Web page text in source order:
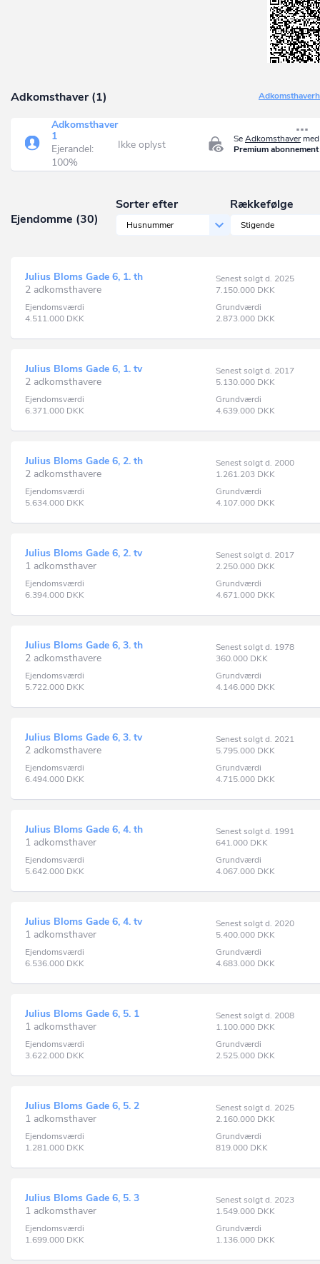
Adkomsthaver (1)
SeAdkomsthaver
Premium abonnement
Adkomsthaver
1
Ejerandel:
100%
Ikke oplyst
Ejendomme (30)
Sorter efter
Husnummer
Rækkefølge
Stigende
Julius Bloms Gade 6, 1. th
2 adkomsthavere
Senest solgt d. 2025
7.150.000 DKK
Ejendomsværdi
4.511.000 DKK
Grundværdi
2.873.000 DKK
Julius Bloms Gade 6, 1. tv
2 adkomsthavere
Senest solgt d. 2017
5.130.000 DKK
Ejendomsværdi
6.371.000 DKK
Grundværdi
4.639.000 DKK
Julius Bloms Gade 6, 2. th
2 adkomsthavere
Senest solgt d. 2000
1.261.203 DKK
Ejendomsværdi
5.634.000 DKK
Grundværdi
4.107.000 DKK
Julius Bloms Gade 6, 2. tv
1 adkomsthaver
Senest solgt d. 2017
2.250.000 DKK
Ejendomsværdi
6.394.000 DKK
Grundværdi
4.671.000 DKK
Julius Bloms Gade 6, 3. th
2 adkomsthavere
Senest solgt d. 1978
360.000 DKK
Ejendomsværdi
5.722.000 DKK
Grundværdi
4.146.000 DKK
Julius Bloms Gade 6, 3. tv
2 adkomsthavere
Senest solgt d. 2021
5.795.000 DKK
Ejendomsværdi
6.494.000 DKK
Grundværdi
4.715.000 DKK
Julius Bloms Gade 6, 4. th
1 adkomsthaver
Senest solgt d. 1991
641.000 DKK
Ejendomsværdi
5.642.000 DKK
Grundværdi
4.067.000 DKK
Julius Bloms Gade 6, 4. tv
1 adkomsthaver
Senest solgt d. 2020
5.400.000 DKK
Ejendomsværdi
6.536.000 DKK
Grundværdi
4.683.000 DKK
Julius Bloms Gade 6, 5. 1
1 adkomsthaver
Senest solgt d. 2008
1.100.000 DKK
Ejendomsværdi
3.622.000 DKK
Grundværdi
2.525.000 DKK
Julius Bloms Gade 6, 5. 2
1 adkomsthaver
Senest solgt d. 2025
2.160.000 DKK
Ejendomsværdi
1.281.000 DKK
Grundværdi
819.000 DKK
Julius Bloms Gade 6, 5. 3
1 adkomsthaver
Senest solgt d. 2023
1.549.000 DKK
Ejendomsværdi
1.699.000 DKK
Grundværdi
1.136.000 DKK